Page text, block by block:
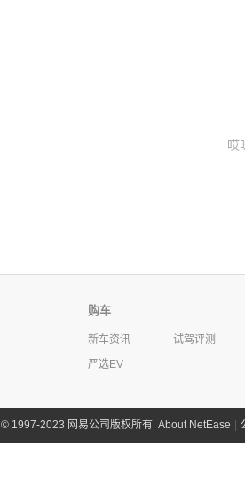
哎
购车
新车资讯
试驾评测
严选EV
©1997-2023 网易公司版权所有 About NetEase